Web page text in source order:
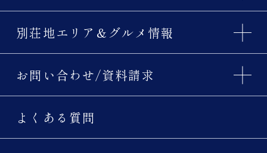
別荘地エリア＆グルメ情報
お問い合わせ/資料請求
よくある質問